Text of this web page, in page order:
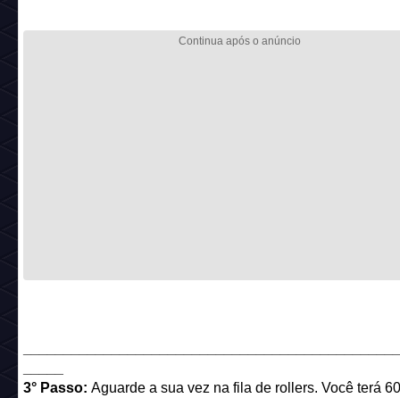
3° Passo: Aguarde a sua vez na fila de rollers. Você terá 60